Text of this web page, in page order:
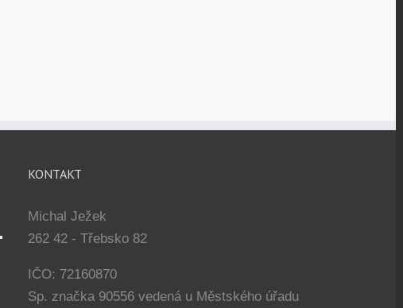
KONTAKT
Michal Ježek
262 42 - Třebsko 82
IČO: 72160870
Sp. značka 90556 vedená u Městského úřadu